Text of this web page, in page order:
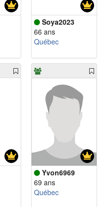
Soya2023
66 ans
Québec
Yvon6969
69 ans
Québec